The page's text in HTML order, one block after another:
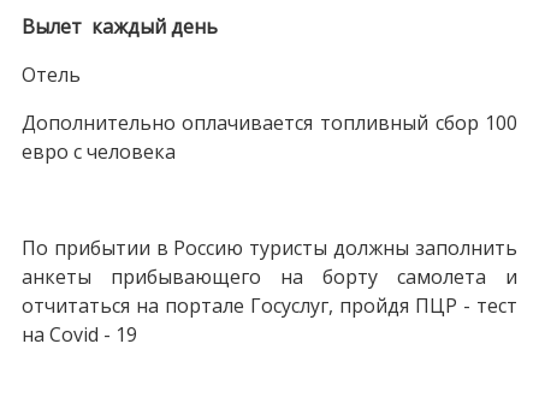
Вылет каждый день
Отель
Дополнительно оплачивается топливный сбор 100
евро с человека
По прибытии в Россию туристы должны заполнить
анкеты прибывающего на борту самолета и
отчитаться на портале Госуслуг, пройдя ПЦР - тест
на Covid - 19